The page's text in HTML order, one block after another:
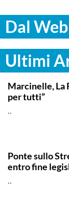
Dal Web
Ultimi
ITALPRESS
Marcinelle, La
per tutti”
..
Ponte sullo
entro fine
..